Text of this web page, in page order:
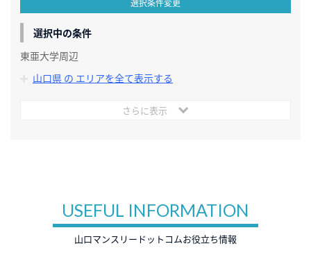
選択中の条件
東亜大学周辺
山口県 の エリアを全て表示する
さらに表示
USEFUL INFORMATION
山口マンスリードットコムお役立ち情報